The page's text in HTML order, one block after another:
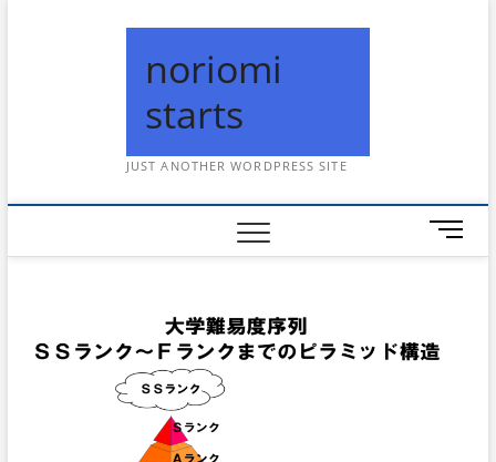
noriomi
starts
JUST ANOTHER WORDPRESS SITE
メ
ニ
タ